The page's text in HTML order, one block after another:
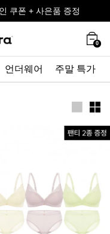
비스
쿠폰 + 사은품 증정
비스
쿠폰 + 사은품 증정
0
언더웨어 주말 특가